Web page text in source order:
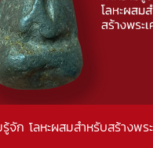
จัก โลหะผสมสำหรับสร้างพร